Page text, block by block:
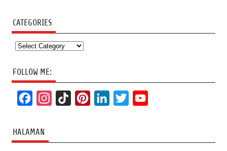
CATEGORIES
Categories
FOLLOW ME:
c
e
t
T
t
k
t
T
HALAMAN